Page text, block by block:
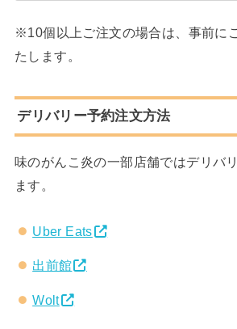
※10個以上ご注文の場合は、事前に
たします。
デリバリー予約注文方法
味のがんこ炎の一部店舗ではデリバ
ます。
Uber Eats
出前館
Wolt